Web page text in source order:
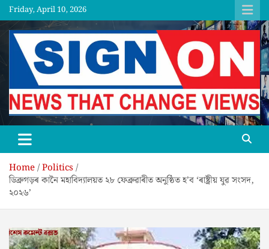
Skip
to
content
Friday, April 10, 2026
SGNON
Home Politics
ডিব্ৰুগড়ৰ কানৈ মহাবিদ্যালয়ত ২৮ ফেব্ৰুৱাৰীত অনুষ্ঠিত হ’ব ‘ৰাষ্ট্ৰীয় যুৱ সংসদ,
২০২৬’